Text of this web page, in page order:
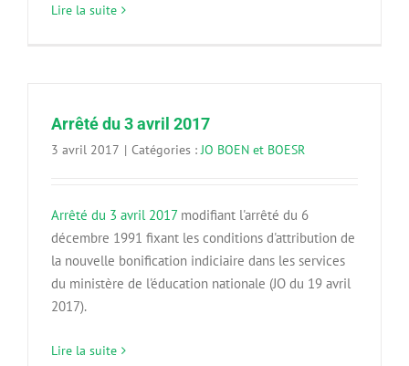
Lire la suite
Arrêté du 3 avril 2017
3 avril 2017 | Catégories : JO BOEN et BOESR
Arrêté du 3 avril 2017 modifiant l'arrêté du 6
décembre 1991 fixant les conditions d'attribution de
la nouvelle bonification indiciaire dans les services
du ministère de l'éducation nationale (JO du 19 avril
2017).
Lire la suite